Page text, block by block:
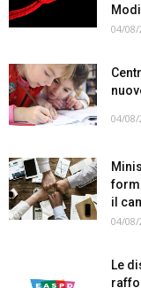
04/08/
04/08/
il
04/08/
Le